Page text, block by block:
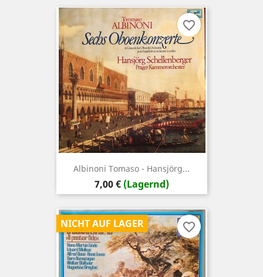
Albinoni Tomaso - Hansjörg...
Preis
7,00 € (Lagernd)
favorite_border
NICHT AUF LAGER favorite_border